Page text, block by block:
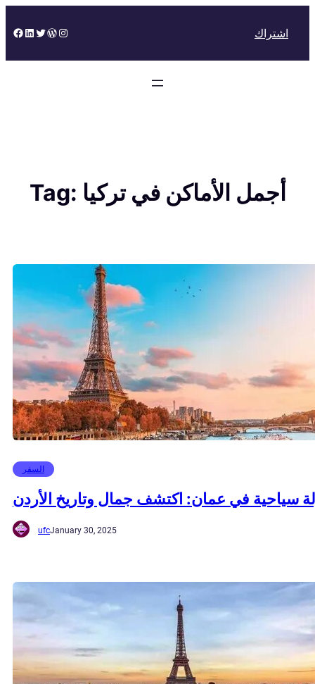
to
Facebook
LinkedIn
Twitter
WordPress
Instagram اشتراك
Tag: أجمل الأماكن في تركيا
السفر
سياحية في عمان: اكتشف جمال وتاريخ الأردن
ufcJanuary 30, 2025